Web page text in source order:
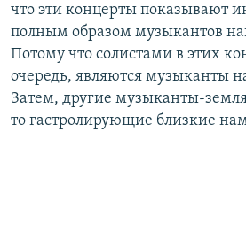
что эти концерты показывают
полным образом музыкантов
Потому что солистами в этих
очередь, являются музыканты
Затем, другие музыканты-
то гастролирующие близкие